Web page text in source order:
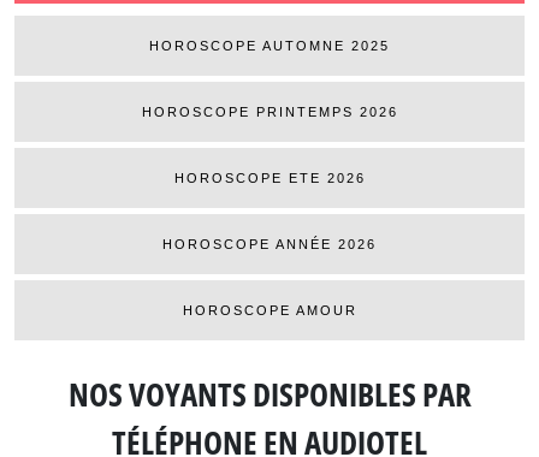
HOROSCOPE AUTOMNE 2025
HOROSCOPE PRINTEMPS 2026
HOROSCOPE ETE 2026
HOROSCOPE ANNÉE 2026
HOROSCOPE AMOUR
NOS VOYANTS DISPONIBLESPAR
TÉLÉPHONE EN AUDIOTEL